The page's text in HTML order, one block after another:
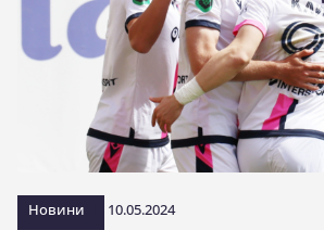
Новини 10.05.2024